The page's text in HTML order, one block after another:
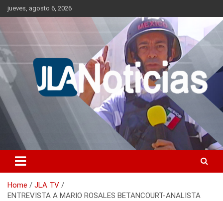
Skip
to
jueves, agosto 6, 2026
Jlanoticias
Información relevante en tiempo real.
Home
JLA TV
ENTREVISTA A MARIO ROSALES BETANCOURT-ANALISTA